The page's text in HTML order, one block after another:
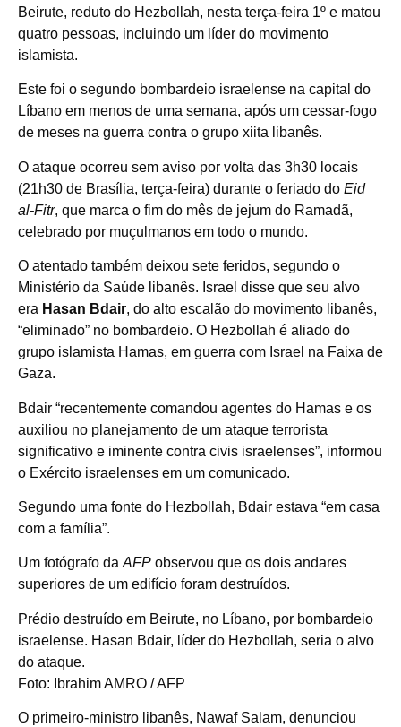
Beirute, reduto do Hezbollah, nesta terça-feira 1º e matou
quatro pessoas, incluindo um líder do movimento
islamista.
Este foi o segundo bombardeio israelense na capital do
Líbano em menos de uma semana, após um cessar-fogo
de meses na guerra contra o grupo xiita libanês.
O ataque ocorreu sem aviso por volta das 3h30 locais
(21h30 de Brasília, terça-feira) durante o feriado do Eid
al-Fitr, que marca o fim do mês de jejum do Ramadã,
celebrado por muçulmanos em todo o mundo.
O atentado também deixou sete feridos, segundo o
Ministério da Saúde libanês. Israel disse que seu alvo
era Hasan Bdair, do alto escalão do movimento libanês,
“eliminado” no bombardeio. O Hezbollah é aliado do
grupo islamista Hamas, em guerra com Israel na Faixa de
Gaza.
Bdair “recentemente comandou agentes do Hamas e os
auxiliou no planejamento de um ataque terrorista
significativo e iminente contra civis israelenses”, informou
o Exército israelenses em um comunicado.
Segundo uma fonte do Hezbollah, Bdair estava “em casa
com a família”.
Um fotógrafo daAFP observou que os dois andares
superiores de um edifício foram destruídos.
Prédio destruído em Beirute, no Líbano, por bombardeio
israelense. Hasan Bdair, líder do Hezbollah, seria o alvo
do ataque.
Foto: Ibrahim AMRO / AFP
O primeiro-ministro libanês, Nawaf Salam, denunciou